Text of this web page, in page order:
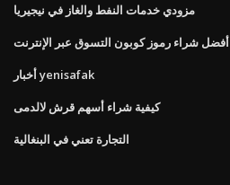
مزودي خدمات النفط والغاز في نيجيريا
أفضل شراء رموز كوبون التسوق عبر الإنترنت
أخبار yenisafak
كيفية شراء أسهم قرش لالدمى
التجارة تعني في البنغالية